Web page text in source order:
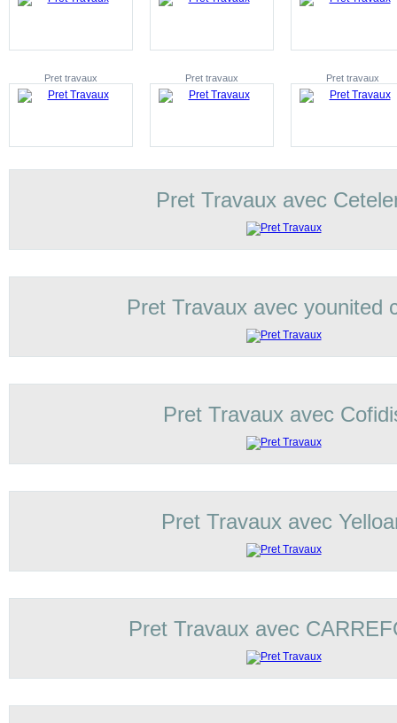
Pret travaux Pret travaux Pret travaux
Pret Travaux avec
Pret Travaux avec younited
Pret Travaux avec
Pret Travaux avec
Pret Travaux avec